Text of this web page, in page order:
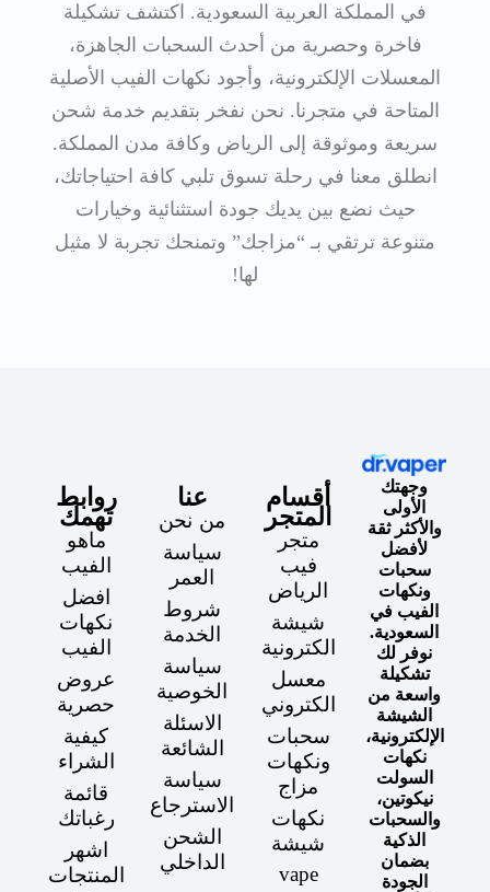
في المملكة العربية السعودية. اكتشف تشكيلة
فاخرة وحصرية من أحدث السحبات الجاهزة،
المعسلات الإلكترونية، وأجود نكهات الفيب الأصلية
المتاحة في متجرنا. نحن نفخر بتقديم خدمة شحن
سريعة وموثوقة إلى الرياض وكافة مدن المملكة.
انطلق معنا في رحلة تسوق تلبي كافة احتياجاتك،
حيث نضع بين يديك جودة استثنائية وخيارات
متنوعة ترتقي بـ “مزاجك” وتمنحك تجربة لا مثيل
لها!
وجهتك
الأولى
والأكثر ثقة
لأفضل
سحبات
ونكهات
الفيب في
السعودية.
نوفر لك
تشكيلة
واسعة من
الشيشة
الإلكترونية،
نكهات
السولت
نيكوتين،
والسحبات
الذكية
بضمان
الجودة
أقسام
المتجر
متجر
فيب
الرياض
شيشة
الكترونية
معسل
الكتروني
سحبات
ونكهات
مزاج
نكهات
شيشة
vape
عنا
من نحن
سياسة
العمر
شروط
الخدمة
سياسة
الخوصية
الاسئلة
الشائعة
سياسة
الاسترجاع
الشحن
الداخلي
روابط
تهمك
ماهو
الفيب
افضل
نكهات
الفيب
عروض
حصرية
كيفية
الشراء
قائمة
رغباتك
اشهر
المنتجات